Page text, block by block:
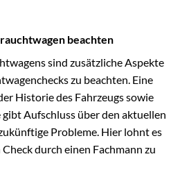
beachten
sind zusätzliche Aspekte
zu beachten. Eine
Historie des Fahrzeugs sowie
Aufschluss über den aktuellen
Probleme. Hier lohnt es
durch einen Fachmann zu